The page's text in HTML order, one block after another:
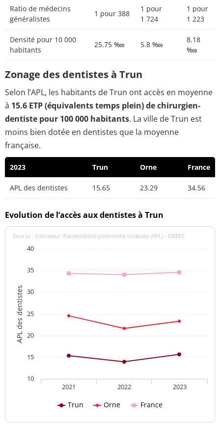
Ratio de médecins
généralistes
1 pour 388
1 pour
1 724
1 pour
1 223
Densité pour 10 000
habitants
25.75 ‱ 5.8 ‱
8.18
‱
Zonage des dentistes à Trun
Selon l’APL, les habitants de Trun ont accès en moyenne
à 15.6 ETP (équivalents temps plein) de chirurgien-
dentiste pour 100 000 habitants. La ville de Trun est
moins bien dotée en dentistes que la moyenne
française.
2023 Trun Orne France
APL des dentistes 15.65 23.29 34.56
Evolution de l’accès aux dentistes à Trun
APL des dentistes
Source : indicateur d’accessibilité potentielle localisée (APL) - DREES
Trun Orne France
2021 2022 2023
10
15
20
25
30
35
40